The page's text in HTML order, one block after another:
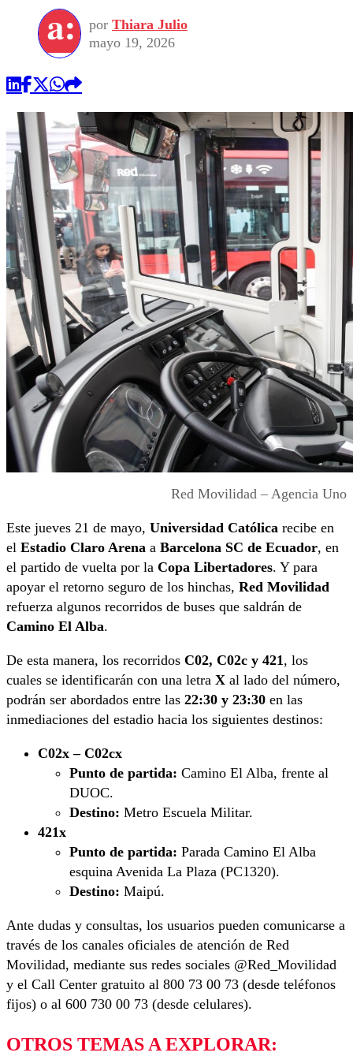
por Thiara Julio
mayo 19, 2026
Red Movilidad – Agencia Uno
Este jueves 21 de mayo, Universidad Católica recibe en
el Estadio Claro Arena a Barcelona SC de Ecuador, en
el partido de vuelta por la Copa Libertadores. Y para
apoyar el retorno seguro de los hinchas, Red Movilidad
refuerza algunos recorridos de buses que saldrán de
Camino El Alba.
De esta manera, los recorridos C02, C02c y 421, los
cuales se identificarán con una letra X al lado del número,
podrán ser abordados entre las 22:30 y 23:30 en las
inmediaciones del estadio hacia los siguientes destinos:
C02x – C02cx
Punto de partida: Camino El Alba, frente al
DUOC.
Destino: Metro Escuela Militar.
421x
Punto de partida: Parada Camino El Alba
esquina Avenida La Plaza (PC1320).
Destino: Maipú.
Ante dudas y consultas, los usuarios pueden comunicarse a
través de los canales oficiales de atención de Red
Movilidad, mediante sus redes sociales @Red_Movilidad
y el Call Center gratuito al 800 73 00 73 (desde teléfonos
fijos) o al 600 730 00 73 (desde celulares).
OTROS TEMAS A EXPLORAR: